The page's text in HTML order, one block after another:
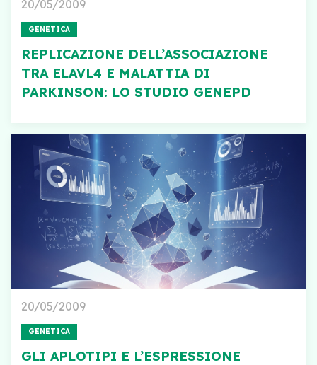
20/05/2009
GENETICA
REPLICAZIONE DELL’ASSOCIAZIONE
TRA ELAVL4 E MALATTIA DI
PARKINSON: LO STUDIO GENEPD
20/05/2009
GENETICA
GLI APLOTIPI E L’ESPRESSIONE